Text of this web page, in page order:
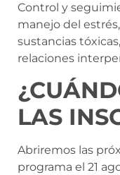
Control y
manejo del
sustancias
relaciones
LAS
Abriremos las
programa el 21